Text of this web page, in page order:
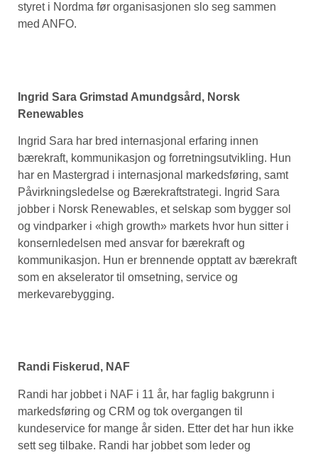
styret i Nordma før organisasjonen slo seg sammen
med ANFO.
Ingrid Sara Grimstad Amundgsård, Norsk
Renewables
Ingrid Sara har bred internasjonal erfaring innen
bærekraft, kommunikasjon og forretningsutvikling. Hun
har en Mastergrad i internasjonal markedsføring, samt
Påvirkningsledelse og Bærekraftstrategi. Ingrid Sara
jobber i Norsk Renewables, et selskap som bygger sol
og vindparker i «high growth» markets hvor hun sitter i
konsernledelsen med ansvar for bærekraft og
kommunikasjon. Hun er brennende opptatt av bærekraft
som en akselerator til omsetning, service og
merkevarebygging.
Randi Fiskerud, NAF
Randi har jobbet i NAF i 11 år, har faglig bakgrunn i
markedsføring og CRM og tok overgangen til
kundeservice for mange år siden. Etter det har hun ikke
sett seg tilbake. Randi har jobbet som leder og